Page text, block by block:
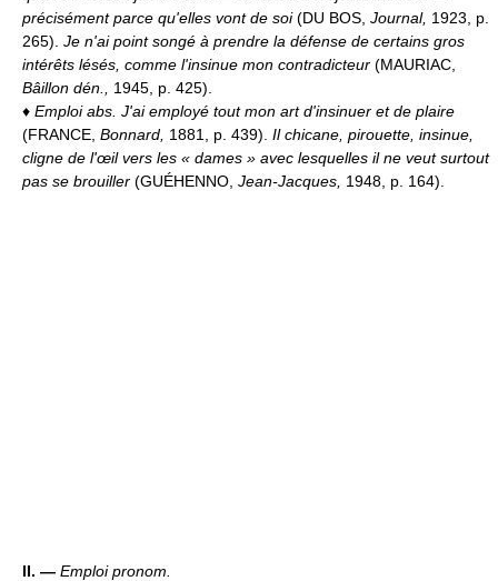
précisément parce qu'elles vont de soi(DU BOS, Journal, 1923, p.
265). Je n'ai point songé à prendre la défense de certains gros
intérêts lésés, comme l'insinue mon contradicteur (MAURIAC,
Bâillon dén., 1945, p. 425).
♦ Emploi abs. J'ai employé tout mon art d'insinuer et de plaire
(FRANCE, Bonnard, 1881, p. 439). Il chicane, pirouette, insinue,
cligne de l'œil vers les « dames » avec lesquelles il ne veut surtout
pas se brouiller (GUÉHENNO, Jean-Jacques, 1948, p. 164).
II. — Emploi pronom.